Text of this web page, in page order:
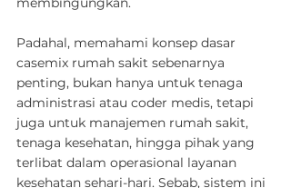
Padahal, memahami konsep dasar
casemix rumah sakit sebenarnya
penting, bukan hanya untuk tenaga
administrasi atau coder medis, tetapi
juga untuk manajemen rumah sakit,
tenaga kesehatan, hingga pihak yang
terlibat dalam operasional layanan
kesehatan sehari-hari. Sebab, sistem ini